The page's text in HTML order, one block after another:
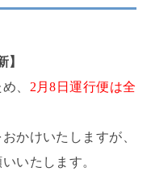
】
、 2月8日運行便は全
かけいたしますが、
いたします。